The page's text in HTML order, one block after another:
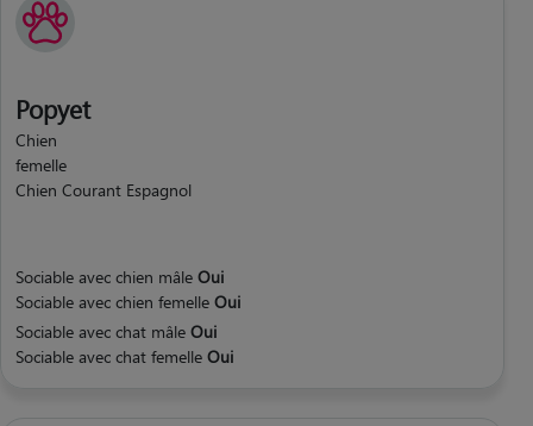
Popyet
Chien
femelle
Chien Courant Espagnol
Sociable avec chien mâle Oui
Sociable avec chien femelle Oui
Sociable avec chat mâle Oui
Sociable avec chat femelle Oui